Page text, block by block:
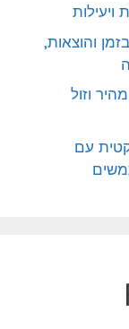
והוצאות,
וזול
עם